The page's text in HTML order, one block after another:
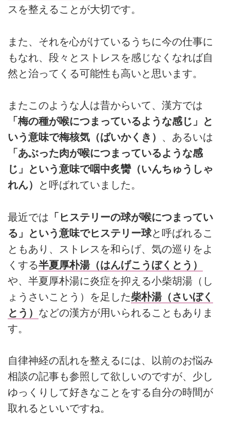
スを整えることが大切です。
また、それを心がけているうちに今の仕事に
もなれ、段々とストレスを感じなくなれば自
然と治ってくる可能性も高いと思います。
またこのような人は昔からいて、漢方では
「梅の種が喉につまっているような感じ」と
いう意味で梅核気（ばいかくき） 、あるいは
「あぶった肉が喉につまっているような感
じ」という意味で咽中炙臠（いんちゅうしゃ
れん）
と呼ばれていました。
最近では 「ヒステリーの球が喉につまってい
る」という意味でヒステリー球と呼ばれるこ
ともあり、ストレスを和らげ、気の巡りをよ
くする半夏厚朴湯（はんげこうぼくとう）
や、半夏厚朴湯に炎症を抑える小柴胡湯（し
ょうさいことう）を足した柴朴湯（さいぼく
とう） などの漢方が用いられることもありま
す。
自律神経の乱れを整えるには、
以前のお悩み
相談の記事も参照して欲しいのですが、 少し
ゆっくりして好きなことをする自分の時間が
取れるといいですね。